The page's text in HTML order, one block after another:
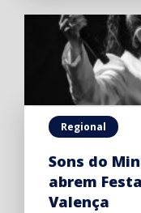
Regional
Sons do
abrem
Valença